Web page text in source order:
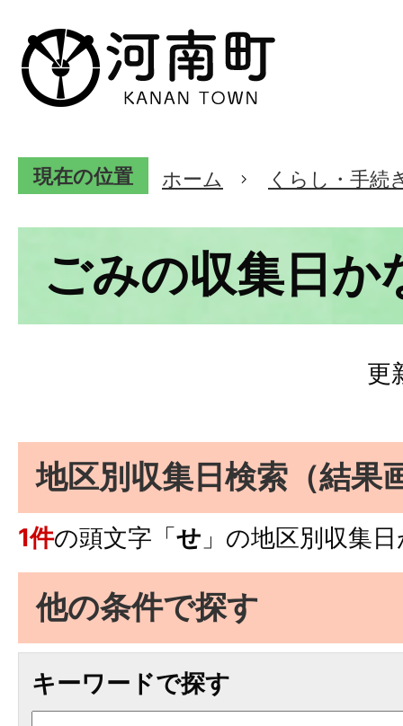
現在の位置 ホーム くらし・手続
ごみの収集日か
更
地区別収集日検索 （結果
1件の頭文字「せ 」の地区別収集日
他の条件で探す
キーワードで探す